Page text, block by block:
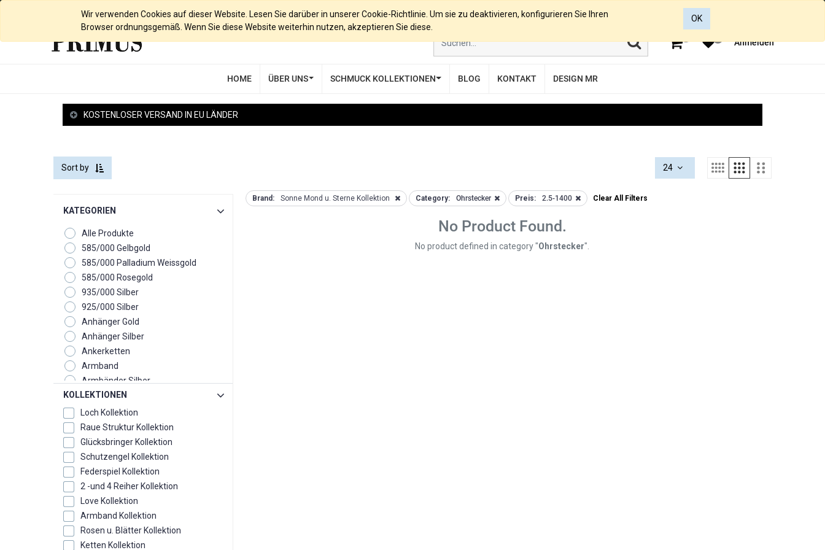
Anmelden
Wir verwenden Cookies auf dieser Website. Lesen Sie darüber in unserer Cookie-Richtlinie. Um sie zu deaktivieren, konfigurieren Sie Ihren
Browser ordnungsgemäß. Wenn Sie diese Website weiterhin nutzen, akzeptieren Sie diese.
OK
HOME ÜBER UNS SCHMUCK KOLLEKTIONEN BLOG KONTAKT DESIGN MR
KOSTENLOSER VERSAND IN EU LÄNDER
24
Sort by
KOLLEKTIONEN
Loch Kollektion
Raue Struktur Kollektion
Glücksbringer Kollektion
Schutzengel Kollektion
Federspiel Kollektion
2 -und 4 Reiher Kollektion
Love Kollektion
Armband Kollektion
Rosen u. Blätter Kollektion
Ketten Kollektion
KATEGORIEN
Alle Produkte
585/000 Gelbgold
585/000 Palladium Weissgold
585/000 Rosegold
935/000 Silber
925/000 Silber
Anhänger Gold
Anhänger Silber
Ankerketten
Armband
Armbänder Silber
Armreif
Creolen
Eheringe
Fussketten
Glücksbox
Glücksbringer
Ketten
Kollektion
Monats - Geburtsstein
Ohrclipstecker
Ohrgehänge
Brand: Sonne Mond u. Sterne Kollektion Category: Ohrstecker Preis: 2.5-1400 Clear All Filters
No Product Found.
No product defined in category "Ohrstecker".